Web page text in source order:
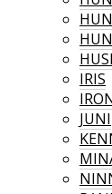
IRIS
JUNI